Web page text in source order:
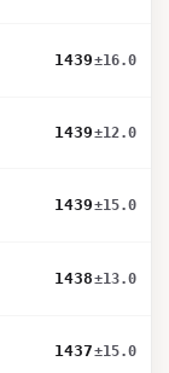
1439±16.0
1439±12.0
1439±15.0
1438±13.0
1437±15.0